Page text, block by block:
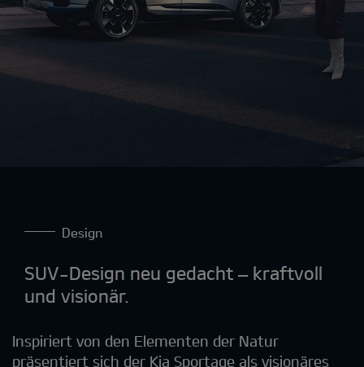
Design
SUV-Design neu gedacht – kraftvoll
und visionär.
Inspiriert von den Elementen der Natur
präsentiert sich der Kia Sportage als visionäres